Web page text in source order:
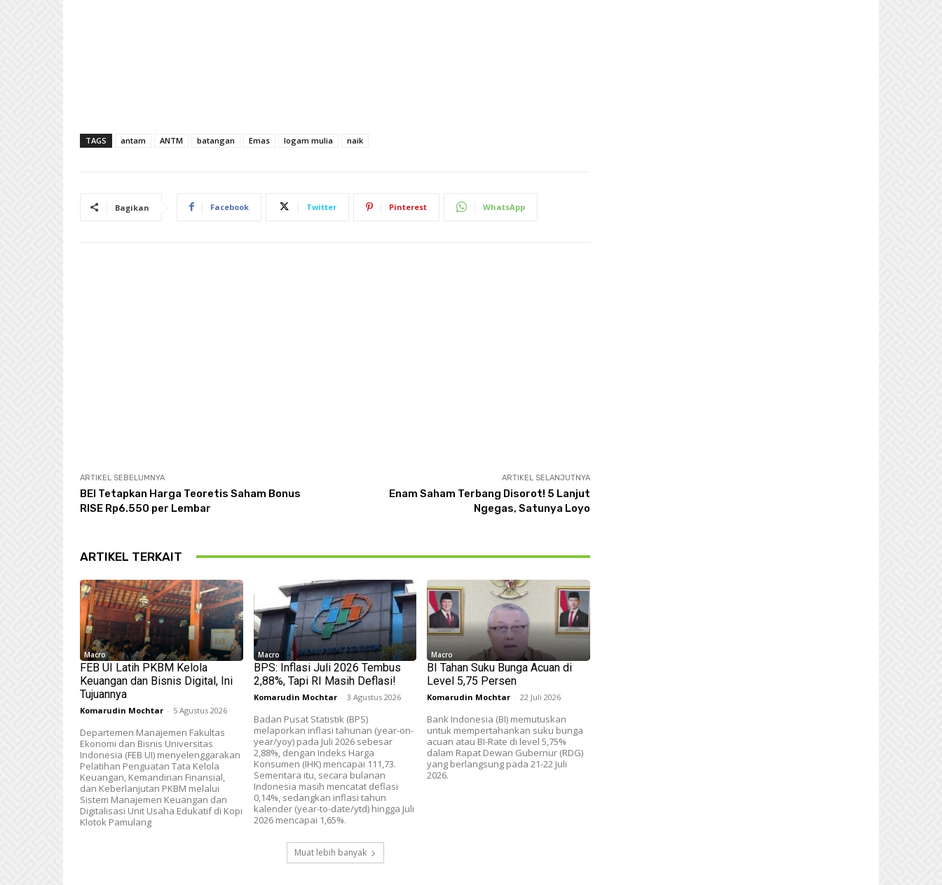
TAGS antam ANTM batangan Emas logam mulia naik
Bagikan Facebook Twitter Pinterest WhatsApp
ARTIKEL SEBELUMNYA
BEI Tetapkan Harga Teoretis Saham Bonus
RISE Rp6.550 per Lembar
ARTIKEL SELANJUTNYA
Enam Saham Terbang Disorot! 5 Lanjut
Ngegas, Satunya Loyo
ARTIKEL TERKAIT
Macro
FEB UI Latih PKBM Kelola
Keuangan dan Bisnis Digital, Ini
Tujuannya
Komarudin Mochtar - 5 Agustus 2026
Departemen Manajemen Fakultas
Ekonomi dan Bisnis Universitas
Indonesia (FEB UI) menyelenggarakan
Pelatihan Penguatan Tata Kelola
Keuangan, Kemandirian Finansial,
dan Keberlanjutan PKBM melalui
Sistem Manajemen Keuangan dan
Digitalisasi Unit Usaha Edukatif di Kopi
Klotok Pamulang
Macro
BPS: Inflasi Juli 2026 Tembus
2,88%, Tapi RI Masih Deflasi!
Komarudin Mochtar - 3 Agustus 2026
Badan Pusat Statistik (BPS)
melaporkan inflasi tahunan (year-on-
year/yoy) pada Juli 2026 sebesar
2,88%, dengan Indeks Harga
Konsumen (IHK) mencapai 111,73.
Sementara itu, secara bulanan
Indonesia masih mencatat deflasi
0,14%, sedangkan inflasi tahun
kalender (year-to-date/ytd) hingga Juli
2026 mencapai 1,65%.
Macro
BI Tahan Suku Bunga Acuan di
Level 5,75 Persen
Komarudin Mochtar - 22 Juli 2026
Bank Indonesia (BI) memutuskan
untuk mempertahankan suku bunga
acuan atau BI-Rate di level 5,75%
dalam Rapat Dewan Gubernur (RDG)
yang berlangsung pada 21-22 Juli
2026.
Muat lebih banyak